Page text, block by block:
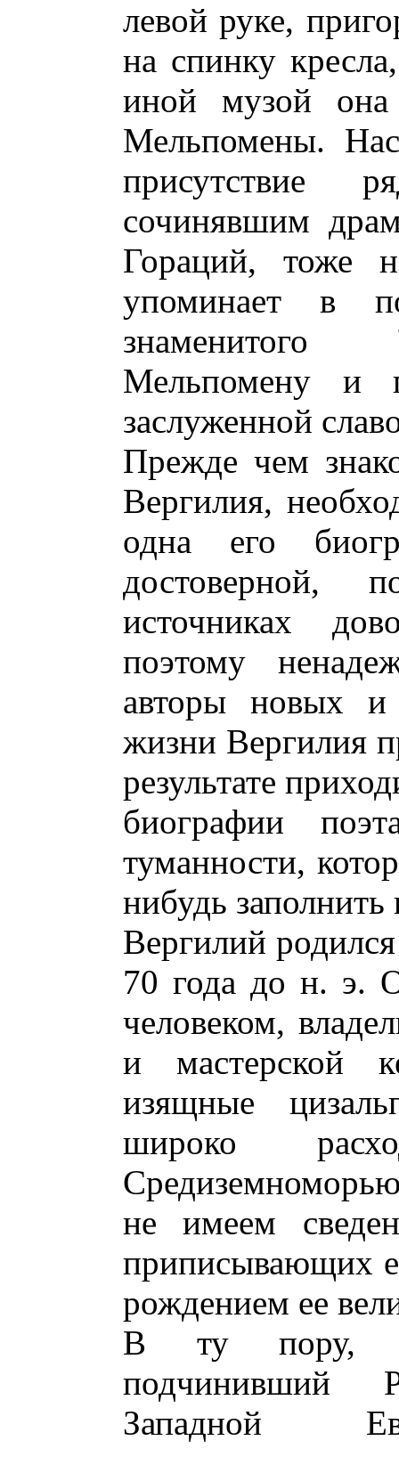
левой руке,
на спинку
иной музой
Мельпомены.
сочинявшим
Гораций, тоже
упоминает в
знаменитого
Мельпомену и
заслуженной
Прежде чем
Вергилия,
одна его
достоверной,
источниках
поэтому
авторы новых и
жизни Вергилия
результате
биографии
туманности,
нибудь
Вергилий
70 года до н. э.
человеком,
и мастерской
изящные
широко
не имеем
приписывающих
рождением ее
В ту пору,
подчинивший
Западной